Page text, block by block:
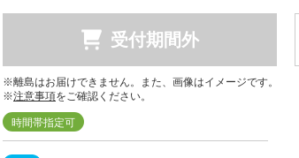
受付期間外
※離島はお届けできません。また、画像はイメージです。
※注意事項をご確認ください。
時間帯指定可